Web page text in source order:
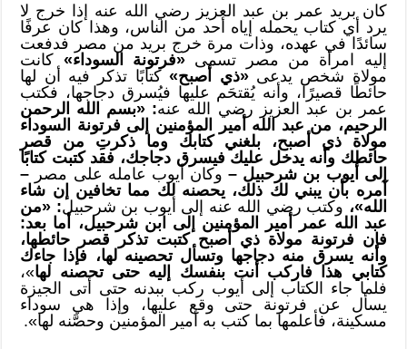
كان بريد عمر بن عبد العزيز رضي الله عنه إذا خرج لا
يرد أي كتاب يحمله إياه أحد من الناس، وهذا كان عرفًا
سائدًا في عهده، وذات مرة خرج بريد من مصر فدفعت
إليه امرأة من مصر تسمى «فرتونة السوداء» كانت
مولاة شخص يدعى «ذي أصبح»كتابًا تذكر فيه أن لها
حائطًا قصيرًا، وأنه يُقتحَم عليها فيُسرق دجاجها، فكتب
عمر بن عبد العزيز رضي الله عنه: «بسم الله الرحمن
الرحيم، من عبد الله أمير المؤمنين إلى فرتونة السوداء
مولاة ذي أصبح، بلغني كتابك وما ذكرتِ من قصر
حائطك وأنه يدخل عليك فيسرق دجاجك، فقد كتبت كتابًا
إلى أيوب بن شرحبيل – وكان أيوب عامله على مصر –
آمره بأن يبني لك ذلك، يحصنه لك مما تخافين إن شاء
الله»، وكتب رضي الله عنه إلى أيوب بن شرحبيل: «من
عبد الله عمر أمير المؤمنين إلى ابن شرحبيل، أما بعد:
فإن فرتونة مولاة ذي أصبح كتبت تذكر قصر حائطها،
وأنه يسرق منه دجاجها وتسأل تحصينه لها، فإذا جاءك
كتابي هذا فاركب أنت بنفسك إليه حتى تحصنه لها»،
فلما جاء الكتاب إلى أيوب ركب ببدنه حتى أتى الجيزة
يسأل عن فرتونة حتى وقع عليها، وإذا هي سوداء
مسكينة، فأعلمها بما كتب به أمير المؤمنين وحصَّنه لها».